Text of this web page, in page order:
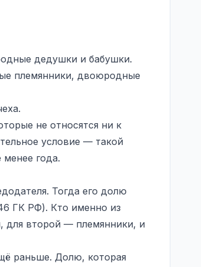
дедушки и бабушки.
племянники, двоюродные
не относятся ни к
условие — такой
года.
Тогда его долю
ГК РФ). Кто именно из
для второй — племянники, и
раньше. Долю, которая